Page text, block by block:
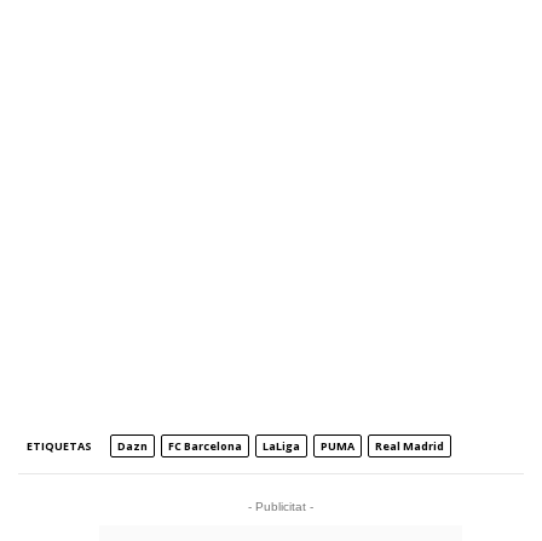
ETIQUETAS Dazn FC Barcelona LaLiga PUMA Real Madrid
- Publicitat -